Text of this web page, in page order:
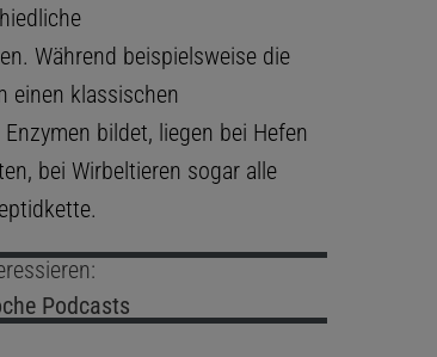
Während beispielsweise die
einen klassischen
bildet, liegen bei Hefen
bei Wirbeltieren sogar alle
Podcasts